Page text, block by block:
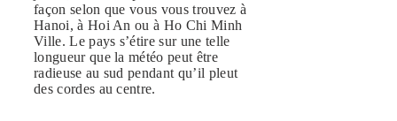
façon selon que vous vous trouvez à
Hanoi, à Hoi An ou à Ho Chi Minh
Ville. Le pays s’étire sur une telle
longueur que la météo peut être
radieuse au sud pendant qu’il pleut
des cordes au centre.